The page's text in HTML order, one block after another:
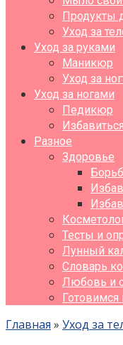
Продукты
Уход за
Уход за руками
Маникюр
Уход за
Уход за ногами
Педикюр
Разное
Здоровье
Тесты и
Лунный
Словарь
Любовь и
Готовимся
Главная » Уход за